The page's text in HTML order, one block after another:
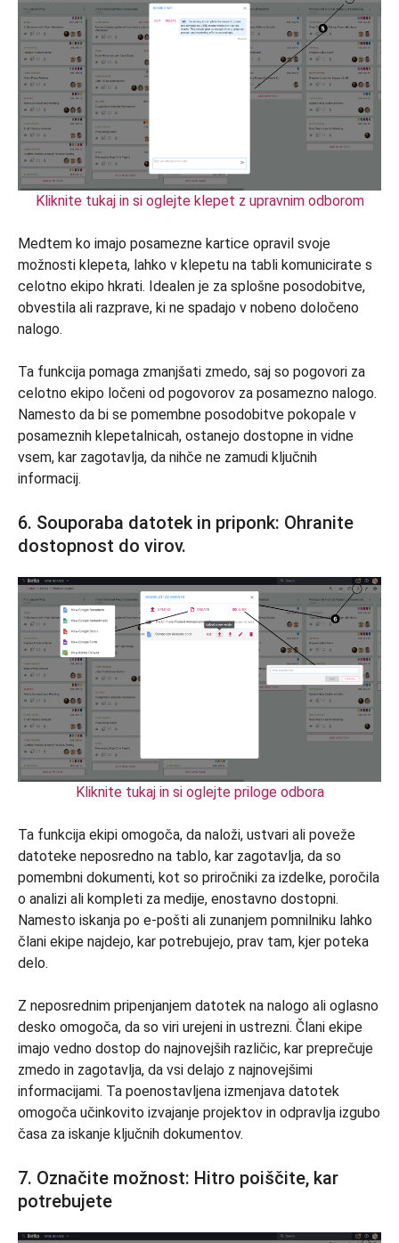
Kliknite tukaj in si oglejte klepet z upravnim odborom
Medtem ko imajo posamezne kartice opravil svoje
možnosti klepeta, lahko v klepetu na tabli komunicirate s
celotno ekipo hkrati. Idealen je za splošne posodobitve,
obvestila ali razprave, ki ne spadajo v nobeno določeno
nalogo.
Ta funkcija pomaga zmanjšati zmedo, saj so pogovori za
celotno ekipo ločeni od pogovorov za posamezno nalogo.
Namesto da bi se pomembne posodobitve pokopale v
posameznih klepetalnicah, ostanejo dostopne in vidne
vsem, kar zagotavlja, da nihče ne zamudi ključnih
informacij.
6. Souporaba datotek in priponk: Ohranite
dostopnost do virov.
Kliknite tukaj in si oglejte priloge odbora
Ta funkcija ekipi omogoča, da naloži, ustvari ali poveže
datoteke neposredno na tablo, kar zagotavlja, da so
pomembni dokumenti, kot so priročniki za izdelke, poročila
o analizi ali kompleti za medije, enostavno dostopni.
Namesto iskanja po e-pošti ali zunanjem pomnilniku lahko
člani ekipe najdejo, kar potrebujejo, prav tam, kjer poteka
delo.
Z neposrednim pripenjanjem datotek na nalogo ali oglasno
desko omogoča, da so viri urejeni in ustrezni. Člani ekipe
imajo vedno dostop do najnovejših različic, kar preprečuje
zmedo in zagotavlja, da vsi delajo z najnovejšimi
informacijami. Ta poenostavljena izmenjava datotek
omogoča učinkovito izvajanje projektov in odpravlja izgubo
časa za iskanje ključnih dokumentov.
7. Označite možnost: Hitro poiščite, kar
potrebujete